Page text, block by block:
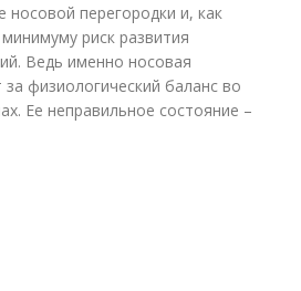
носовой перегородки и, как
риск развития
Ведь именно носовая
физиологический баланс во
Ее неправильное состояние –